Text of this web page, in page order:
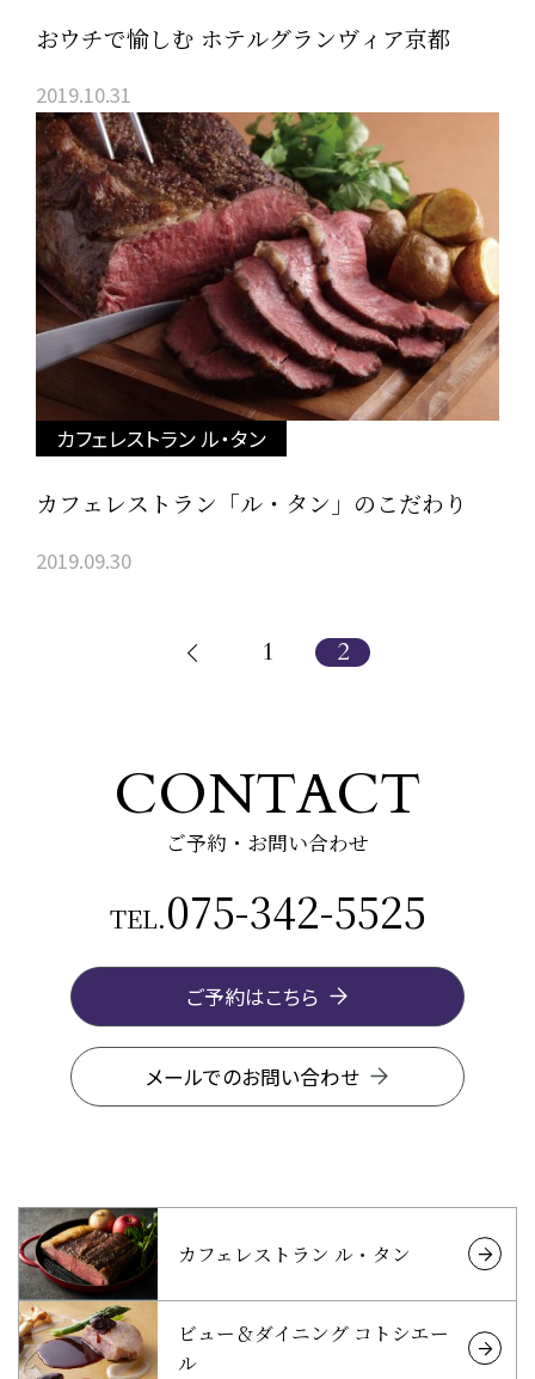
おウチで愉しむ ホテルグランヴィア京都
2019.10.31
カフェレストラン ル・タン
カフェレストラン「ル・タン」のこだわり
2019.09.30
1 2
ご予約・お問い合わせ
CONTACT
TEL.075-342-5525
ご予約はこちら
メールでのお問い合わせ
カフェレストラン ル・タン
ビュー＆ダイニング コトシエー
ル